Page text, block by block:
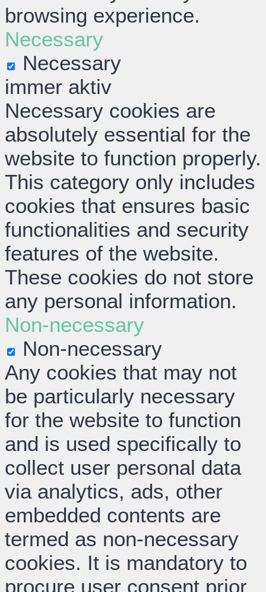
browsing experience.
Necessary
Necessary
immer aktiv
Necessary cookies are
absolutely essential for the
website to function properly.
This category only includes
cookies that ensures basic
functionalities and security
features of the website.
These cookies do not store
any personal information.
Non-necessary
Non-necessary
Any cookies that may not
be particularly necessary
for the website to function
and is used specifically to
collect user personal data
via analytics, ads, other
embedded contents are
termed as non-necessary
cookies. It is mandatory to
procure user consent prior